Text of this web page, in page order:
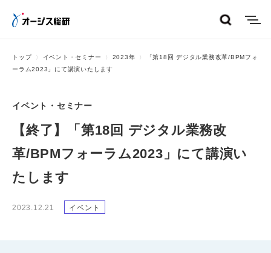
トップ イベント・セミナー 2023年
「第18回 デジタル業務改革/BPMフォ
ーラム2023」にて講演いたします
イベント・セミナー
【終了】「第18回 デジタル業務改
革/BPMフォーラム2023」にて講演い
たします
2023.12.21 イベント